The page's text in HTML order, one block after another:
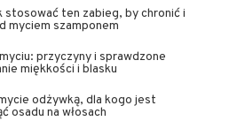
stosować ten zabieg, by chronić i
myciem szamponem
przyczyny i sprawdzone
miękkości i blasku
odżywką, dla kogo jest
osadu na włosach